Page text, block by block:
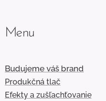
Menu
Budujeme váš brand
Produkčná tlač
Efekty a zušľachťovanie